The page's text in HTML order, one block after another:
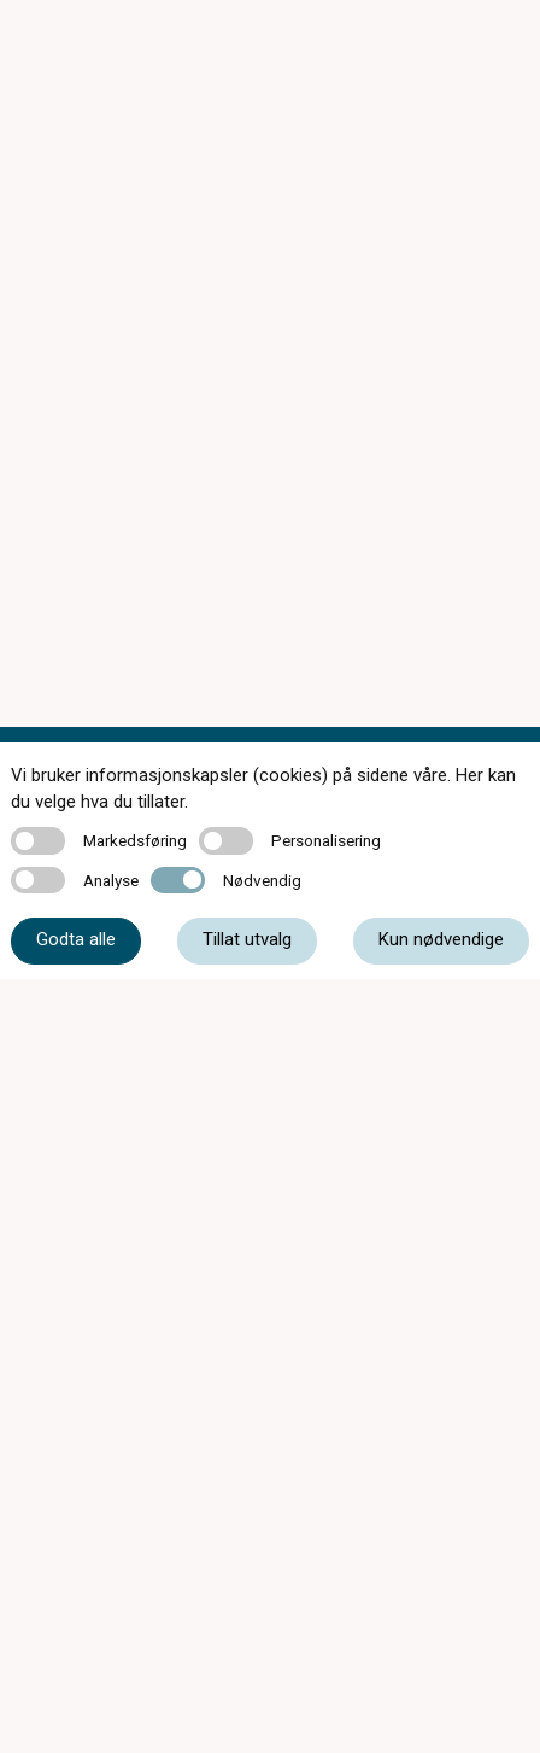
Kontakt oss
Vi bruker informasjonskapsler (cookies) på sidene våre. Her kan
du velge hva du tillater.
MarkedsføringMarkedsføring PersonaliseringPersonalisering
Analyse Analyse Nødvendig Nødvendig
Godta alle Tillat utvalg Kun nødvendige